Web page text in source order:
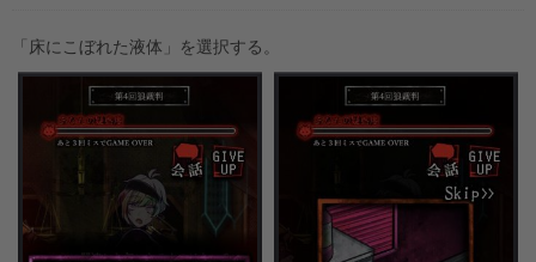
「床にこぼれた液体」を選択する。